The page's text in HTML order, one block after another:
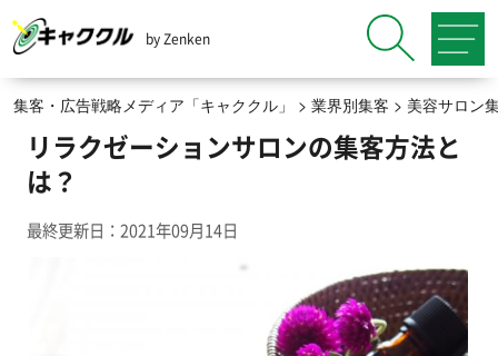
by Zenken
集客・広告戦略メディア「キャククル」 > 業界別集客 > 美容サロン
リラクゼーションサロンの集客方法と
は？
最終更新日：2021年09月14日